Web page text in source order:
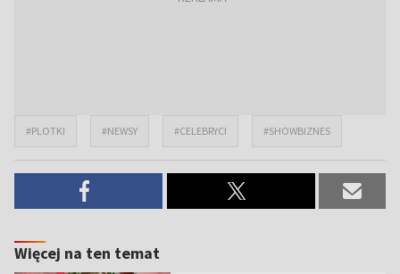
#PLOTKI #NEWSY #CELEBRYCI #SHOWBIZNES
Więcej na ten temat